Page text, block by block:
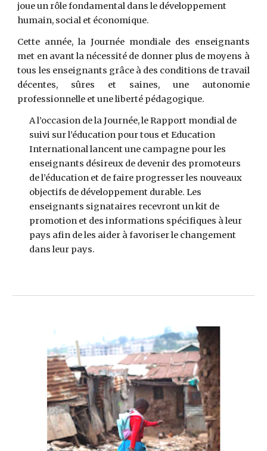
joue un rôle fondamental dans le développement
humain, social et économique.
Cette année, la Journée mondiale des enseignants
met en avant la nécessité de donner plus de moyens à
tous les enseignants grâce à des conditions de travail
décentes, sûres et saines, une autonomie
professionnelle et une liberté pédagogique.
A l’occasion de la Journée, le Rapport mondial de
suivi sur l’éducation pour tous et Education
International lancent une campagne pour les
enseignants désireux de devenir des promoteurs
de l’éducation et de faire progresser les nouveaux
objectifs de développement durable. Les
enseignants signataires recevront un kit de
promotion et des informations spécifiques à leur
pays afin de les aider à favoriser le changement
dans leur pays.